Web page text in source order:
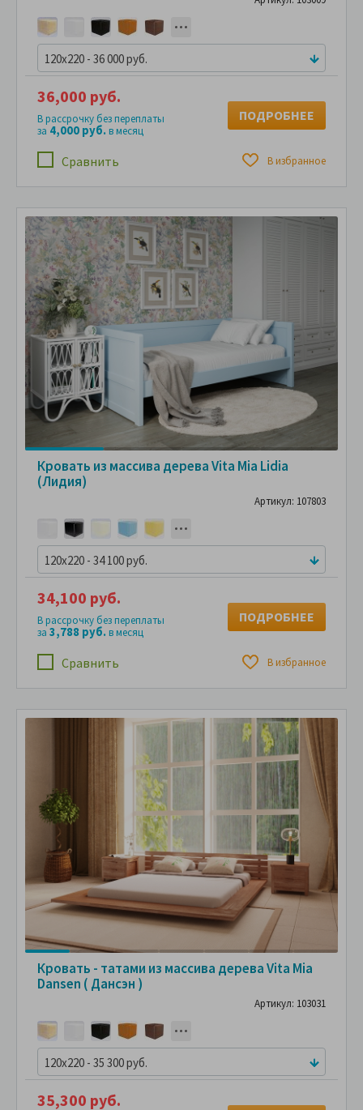
120x220 - 36 000 руб.
Сравнить В избранное
36,000 руб.
В рассрочку без переплаты
за 4,000 руб.в месяц
ПОДРОБНЕЕ
Кровать из массива дерева Vita Mia Lidia
(Лидия)
Артикул: 107803
120x220 - 34 100 руб.
Сравнить В избранное
34,100 руб.
В рассрочку без переплаты
за 3,788 руб.в месяц
ПОДРОБНЕЕ
Кровать - татами из массива дерева Vita Mia
Dansen ( Дансэн )
Артикул: 103031
120x220 - 35 300 руб.
35,300 руб.